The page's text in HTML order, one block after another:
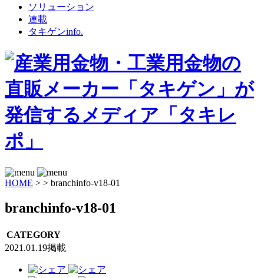
ソリューション
連載
タキゲンinfo.
HOME > > branchinfo-v18-01
branchinfo-v18-01
CATEGORY
2021.01.19掲載